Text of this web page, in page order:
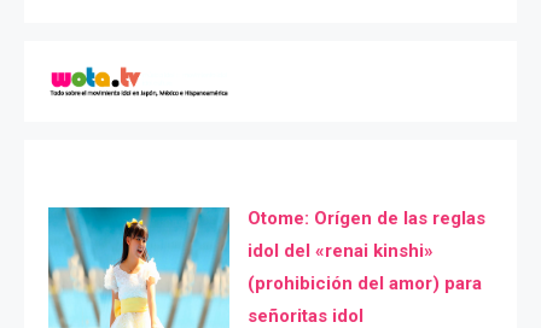
Otome: Orígen de las reglas
idol del «renai kinshi»
(prohibición del amor) para
señoritas idol